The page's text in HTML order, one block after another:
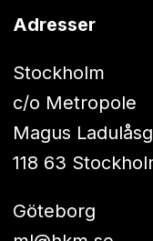
Adresser
Stockholm
c/o Metropole
Magus
118 63
Göteborg